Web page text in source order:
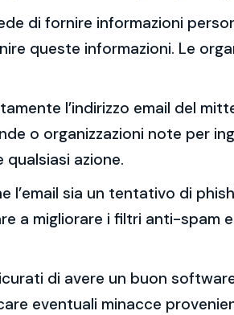
di fornire informazioni
queste informazioni. Le
l’indirizzo email del
o organizzazioni note per
azione.
l’email sia un tentativo di
a migliorare i filtri anti-spam
di avere un buon
eventuali minacce